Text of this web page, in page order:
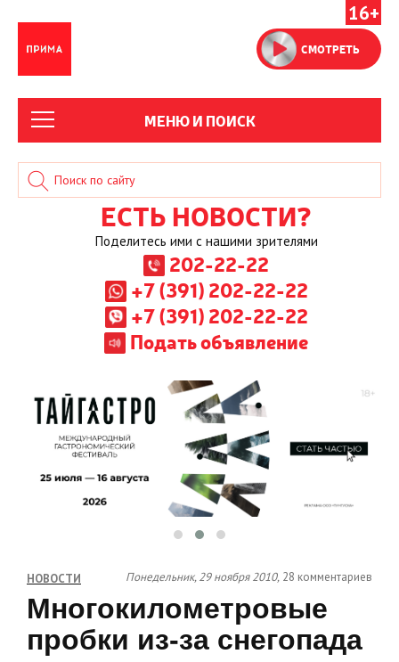
16+
СМОТРЕТЬ
МЕНЮ И ПОИСК
ЕСТЬ НОВОСТИ?
Поделитесь ими с нашими зрителями
202-22-22
+7 (391) 202-22-22
+7 (391) 202-22-22
Подать объявление
НОВОСТИ Понедельник, 29 ноября 2010, 28 комментариев
Многокилометровые
пробки из-за снегопада